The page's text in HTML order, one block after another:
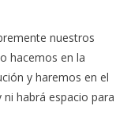
nuestros
hacemos en la
y haremos en el
habrá espacio para